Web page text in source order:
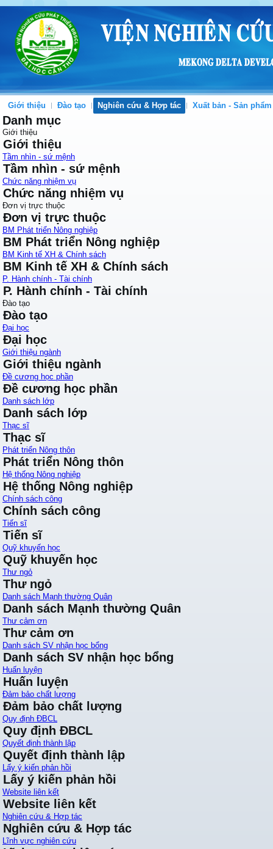
Giới thiệu Đào tạo Nghiên cứu & Hợp tác Xuất bản - Sản phẩm
Danh mục
Giới thiệu
Giới thiệu
Tầm nhìn - sứ mệnh
Tầm nhìn - sứ mệnh
Chức năng nhiệm vụ
Chức năng nhiệm vụ
Đơn vị trực thuộc
Đơn vị trực thuộc
BM Phát triển Nông nghiệp
BM Phát triển Nông nghiệp
BM Kinh tế XH & Chính sách
BM Kinh tế XH & Chính sách
P. Hành chính - Tài chính
P. Hành chính - Tài chính
Đào tạo
Đào tạo
Đại học
Đại học
Giới thiệu ngành
Giới thiệu ngành
Đề cương học phần
Đề cương học phần
Danh sách lớp
Danh sách lớp
Thạc sĩ
Thạc sĩ
Phát triển Nông thôn
Phát triển Nông thôn
Hệ thống Nông nghiệp
Hệ thống Nông nghiệp
Chính sách công
Chính sách công
Tiến sĩ
Tiến sĩ
Quỹ khuyến học
Quỹ khuyến học
Thư ngỏ
Thư ngỏ
Danh sách Mạnh thường Quân
Danh sách Mạnh thường Quân
Thư cảm ơn
Thư cảm ơn
Danh sách SV nhận học bổng
Danh sách SV nhận học bổng
Huấn luyện
Huấn luyện
Đảm bảo chất lượng
Đảm bảo chất lượng
Quy định ĐBCL
Quy định ĐBCL
Quyết định thành lập
Quyết định thành lập
Lấy ý kiến phản hồi
Lấy ý kiến phản hồi
Website liên kết
Website liên kết
Nghiên cứu & Hợp tác
Nghiên cứu & Hợp tác
Lĩnh vực nghiên cứu